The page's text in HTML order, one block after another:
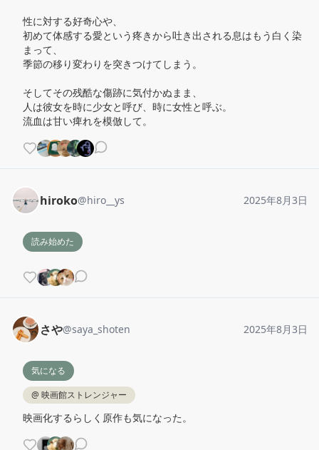
性に対する好奇心や、
初めて体感する愛という疼きから吐き出される息はもう白く染
まって、
季節の移り変わりを突きつけてしまう。
そしてその残酷な傷跡に気付かぬまま、
人は彼女を時に少女と呼び、時に女性と呼ぶ。
流血は甘い痺れを模倣して。
hiroko@hiro__ys 2025年8月3日
読み始めた
さや@saya_shoten 2025年8月3日
気になる
@ 映画館ストレンジャー
映画化するらしく原作も気になった。